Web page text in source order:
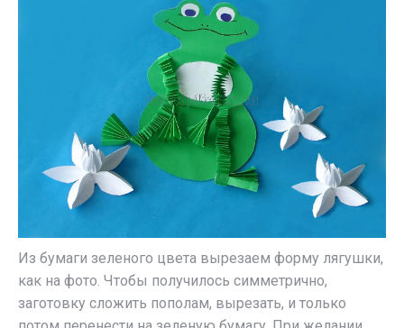
Из бумаги зеленого цвета вырезаем форму лягушки,
как на фото. Чтобы получилось симметрично,
заготовку сложить пополам, вырезать, и только